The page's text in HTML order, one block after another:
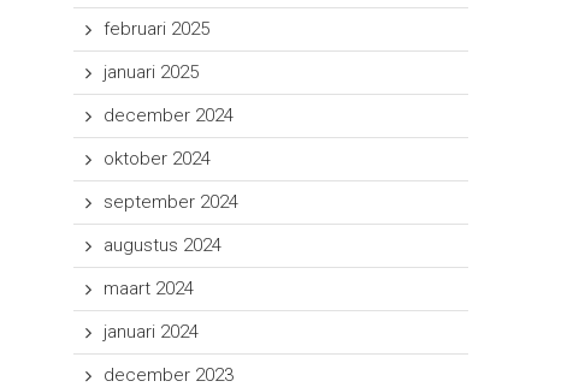
februari 2025
januari 2025
december 2024
oktober 2024
september 2024
augustus 2024
maart 2024
januari 2024
december 2023